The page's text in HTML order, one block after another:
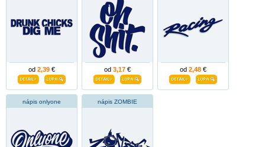
od 2,39 € od 3,17 € od 2,48 €
nápis onlyone nápis ZOMBIE